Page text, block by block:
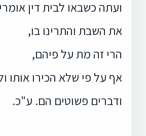
ועתה כשבאו לבית דין
את השבת והתרינו בו,
הרי זה מת על פיהם,
אף על פי שלא הכירו אותו
ודברים פשוטים הם. ע"כ.